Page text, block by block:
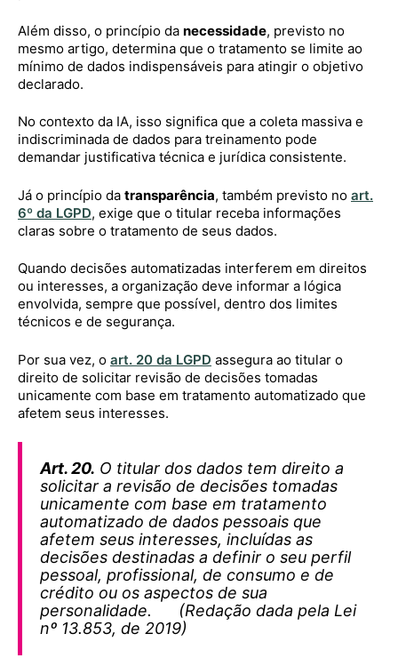
Além disso, o princípio da necessidade, previsto no
mesmo artigo, determina que o tratamento se limite ao
mínimo de dados indispensáveis para atingir o objetivo
declarado.
No contexto da IA, isso significa que a coleta massiva e
indiscriminada de dados para treinamento pode
demandar justificativa técnica e jurídica consistente.
Já o princípio da transparência, também previsto no art.
6º da LGPD, exige que o titular receba informações
claras sobre o tratamento de seus dados.
Quando decisões automatizadas interferem em direitos
ou interesses, a organização deve informar a lógica
envolvida, sempre que possível, dentro dos limites
técnicos e de segurança.
Por sua vez, o art. 20 da LGPD assegura ao titular o
direito de solicitar revisão de decisões tomadas
unicamente com base em tratamento automatizado que
afetem seus interesses.
Art. 20. O titular dos dados tem direito a
solicitar a revisão de decisões tomadas
unicamente com base em tratamento
automatizado de dados pessoais que
afetem seus interesses, incluídas as
decisões destinadas a definir o seu perfil
pessoal, profissional, de consumo e de
crédito ou os aspectos de sua
personalidade. (Redação dada pela Lei
nº 13.853, de 2019)